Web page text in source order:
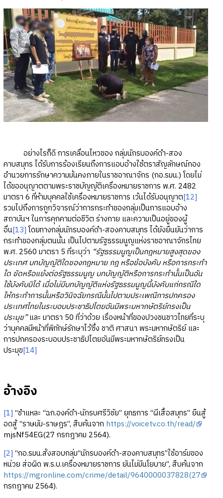
อย่างไรก็ดี การเคลื่อนไหวของ กลุ่มนักรบองค์ดำ-สอง
คาบสมุทร ได้รับการร้องเรียนถึงการแอบอ้างใช้ตราสัญลักษณ์กอง
อำนวยการรักษาความมั่นคงภายในราชอาณาจักร (กอ.รมน.) โดยไม่
ได้ขออนุญาตตามพระราชบัญญัติเครื่องหมายราชการ พ.ศ. 2482
มาตรา 6 ที่ห้ามบุคคลใช้เครื่องหมายราชการ เว้นได้รับอนุญาต[12]
รวมไปถึงการถูกวิจารณ์ว่าการกระทำของกลุ่มเป็นการแอบอ้าง
สถาบันฯ ในการคุกคามต่อชีวิต ร่างกาย และความเป็นอยู่ของผู้
อื่น[13]โดยทางกลุ่มนักรบองค์ดำ-สองคาบสมุทร ได้ยังยืนยันว่าการ
กระทำของกลุ่มตนนั้น เป็นไปตามรัฐธรรมนูญแห่งราชอาณาจักรไทย
พ.ศ. 2560 มาตรา 5 ที่ระบุว่า “รัฐธรรมนูญเป็นกฎหมายสูงสุดของ
ประเทศ บทบัญญัติใดของกฎหมาย กฎ หรือข้อบังคับ หรือการกระทำ
ใด ขัดหรือแย้งต่อรัฐธรรมนูญ บทบัญญัติหรือการกระทำนั้นเป็นอัน
ใช้บังคับมิได้ เมื่อไม่มีบทบัญญัติแห่งรัฐธรรมนูญนี้บังคับแก่กรณีใด
ให้กระทำการนั้นหรือวินิจฉัยกรณีนั้นไปตามประเพณีการปกครอง
ประเทศไทยในระบอบประชาธิปไตยอันมีพระมหากษัตริย์ทรงเป็น
ประมุข”และ มาตรา 50 ที่ว่าด้วย เรื่องหน้าที่ของปวงชนชาวไทยที่ระบุ
ว่าบุคคลมีหน้าที่พิทักษ์รักษาไว้ซึ่ง ชาติ ศาสนา พระมหากษัตริย์ และ
การปกครองระบอบประชาธิปไตยอันมีพระมหากษัตริย์ทรงเป็น
ประมุข[14]
อ้างอิง
[1] “ชำแหละ “ฉก.องค์ดำ-นักรบศรีวิชัย” ยุทธการ “ผีเสื้อสมุทร” ยืนสู้
อดสู้ “ราษมัม-ราษฎร”, สืบค้นจาก https://voicetv.co.th/read/
mjsNf54EG(27 กรกฎาคม 2564).
[2] “กอ.รมน.สั่งสอบกลุ่ม“นักรบองค์ดำ-สองคาบสมุทร”ใช้อาร์มของ
หน่วย ส่อผิด พ.ร.บ.เครื่องหมายราชการ ยันไม่มีนโยบาย”, สืบค้นจาก
https://mgronline.com/crime/detail/9640000037828(27
กรกฎาคม 2564).